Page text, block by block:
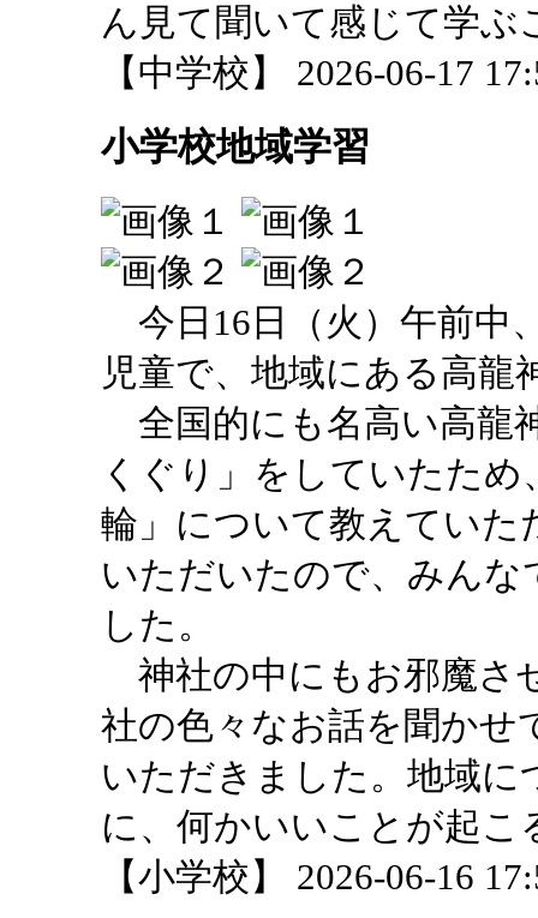
ん見て聞いて感じて学
【中学校】 2026-06-17
小学校地域学習
今日16日（火）午前中
児童で、地域にある高龍
全国的にも名高い高龍
くぐり」をしていたた
輪」について教えていた
いただいたので、みん
した。
神社の中にもお邪魔さ
社の色々なお話を聞かせ
いただきました。地域
に、何かいいことが起こ
【小学校】 2026-06-16